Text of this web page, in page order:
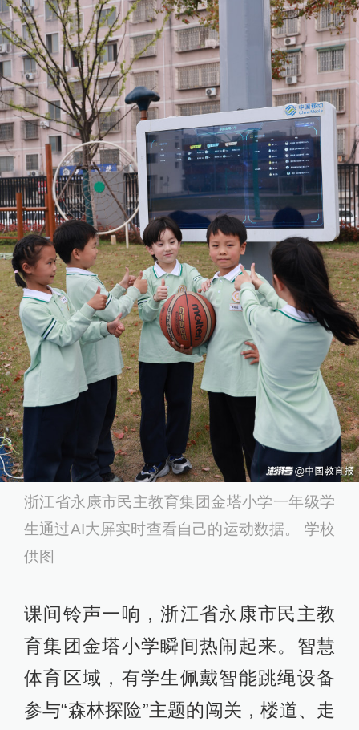
浙江省永康市民主教育集团金塔小学一年级学
生通过AI大屏实时查看自己的运动数据。 学校
供图
课间铃声一响，浙江省永康市民主教
育集团金塔小学瞬间热闹起来。智慧
体育区域，有学生佩戴智能跳绳设备
参与“森林探险”主题的闯关，楼道、走